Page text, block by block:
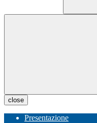
close
Presentazione